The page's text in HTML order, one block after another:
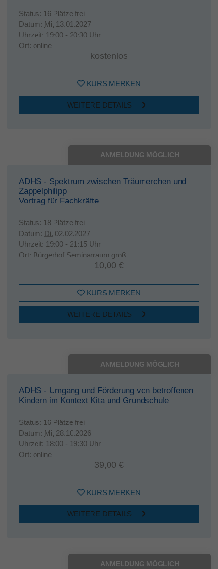
Status: 16 Plätze frei
Datum: Mi. 13.01.2027
Uhrzeit: 19:00 - 20:30 Uhr
Ort: online
kostenlos
KURS MERKEN
WEITERE DETAILS
ANMELDUNG MÖGLICH
ADHS - Spektrum zwischen Träumerchen und
Zappelphilipp
Vortrag für Fachkräfte
Status: 18 Plätze frei
Datum: Di. 02.02.2027
Uhrzeit: 19:00 - 21:15 Uhr
Ort: Bürgerhof Seminarraum groß
10,00 €
KURS MERKEN
WEITERE DETAILS
ANMELDUNG MÖGLICH
ADHS - Umgang und Förderung von betroffenen
Kindern im Kontext Kita und Grundschule
Status: 16 Plätze frei
Datum: Mi. 28.10.2026
Uhrzeit: 18:00 - 19:30 Uhr
Ort: online
39,00 €
KURS MERKEN
WEITERE DETAILS
ANMELDUNG MÖGLICH